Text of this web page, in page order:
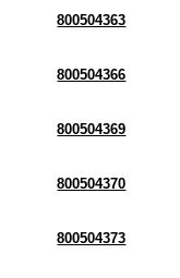
800504363
800504366
800504369
800504370
800504373